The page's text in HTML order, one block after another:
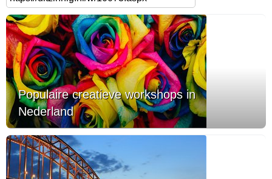
Populaire creatieve workshops in
Nederland